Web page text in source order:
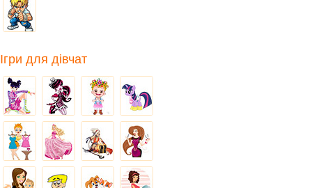
Ігри для дівчат